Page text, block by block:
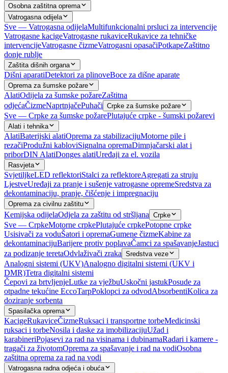
Osobna zaštitna oprema
Vatrogasna odijela
Sve — Vatrogasna odijelaMultifunkcionalni prsluci za intervencije
Vatrogasne kacigeVatrogasne rukaviceRukavice za tehničke
intervencijeVatrogasne čizmeVatrogasni opasačiPotkapeZaštitno
donje rublje
Zaštita dišnih organa
Dišni aparatiDetektori za plinoveBoce za dišne aparate
Oprema za šumske požare
AlatiOdijela za šumske požareZaštitna
odjećaČizmeNaprtnjačePuhači Crpke za šumske požare
Sve — Crpke za šumske požarePlutajuće crpke - šumski požarevi
Alati i tehnika
AlatiBaterijski alatiOprema za stabilizacijuMotorne pile i
rezačiProdužni kabloviSignalna opremaDimnjačarski alat i
priborDIN AlatiDonges alatiUređaji za el. vozila
Rasvjeta
SvjetiljkeLED reflektoriStalci za reflektoreAgregati za struju
LjestveUređaji za pranje i sušenje vatrogasne opremeSredstva za
dekontaminaciju, pranje, čišćenje i impregnaciju
Oprema za civilnu zaštitu
Kemijska odijelaOdjela za zaštitu od stršljana Crpke
Sve — CrpkeMotorne crpkePlutajuće crpkePotopne crpke
Usisivači za voduŠatori i opremaGumene čizmeKabine za
dekontaminacijuBarijere protiv poplavaČamci za spašavanjeJastuci
za podizanje teretaOdvlaživači zraka Sredstva veze
Analogni sistemi (UKV)Analogno digitalni sistemi (UKV i
DMR)Tetra digitalni sistemi
Čepovi za brtvljenjeLutke za vježbuUskočni jastukPosude za
otpadne tekućine EccoTarpPoklopci za odvodAbsorbentiKolica za
doziranje sorbenta
Spasilačka oprema
KacigeRukaviceČizmeRuksaci i transportne torbeMedicinski
ruksaci i torbeNosila i daske za imobilizacijuUžad i
karabineriPojasevi za rad na visinama i dubinamaRadari i kamere -
tragači za životomOprema za spašavanje i rad na vodiOsobna
zaštitna oprema za rad na vodi
Vatrogasna radna odjeća i obuća